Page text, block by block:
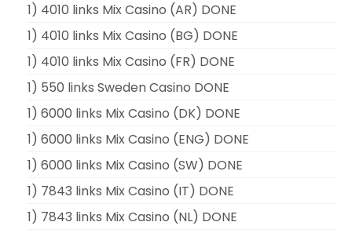
1) 4010 links Mix Casino (AR) DONE
1) 4010 links Mix Casino (BG) DONE
1) 4010 links Mix Casino (FR) DONE
1) 550 links Sweden Casino DONE
1) 6000 links Mix Casino (DK) DONE
1) 6000 links Mix Casino (ENG) DONE
1) 6000 links Mix Casino (SW) DONE
1) 7843 links Mix Casino (IT) DONE
1) 7843 links Mix Casino (NL) DONE